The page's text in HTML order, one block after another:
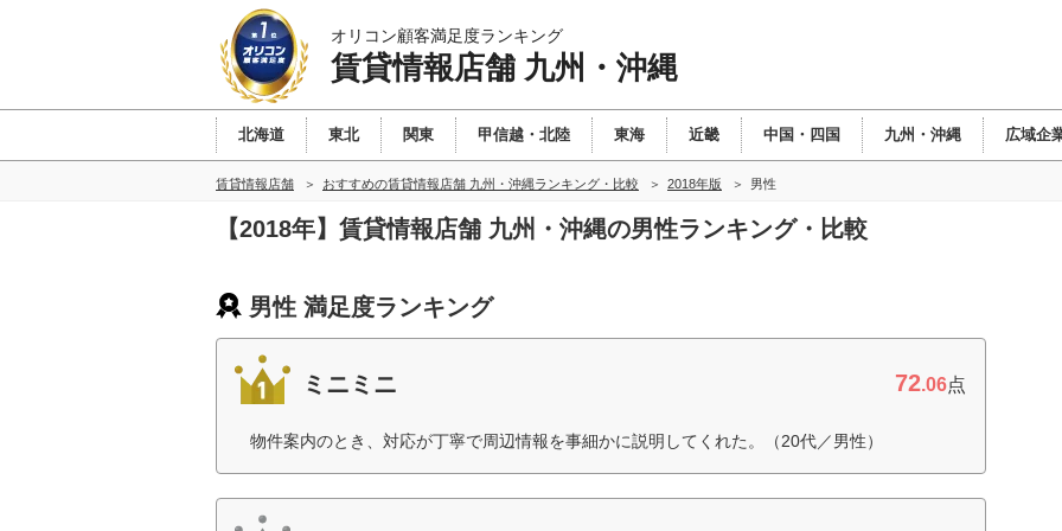
オリコン顧客満足度ランキング
賃貸情報店舗 九州・沖縄
北海道 東北 関東 甲信越・北陸 東海 近畿 中国・四国 九州・沖縄 広域企
賃貸情報店舗 おすすめの賃貸情報店舗 九州・沖縄ランキング・比較 2018年版 男性
【2018年】賃貸情報店舗 九州・沖縄の男性ランキング・比較
男性 満足度ランキング
ミニミニ 72.06点
物件案内のとき、対応が丁寧で周辺情報を事細かに説明してくれた。（20代／男性）